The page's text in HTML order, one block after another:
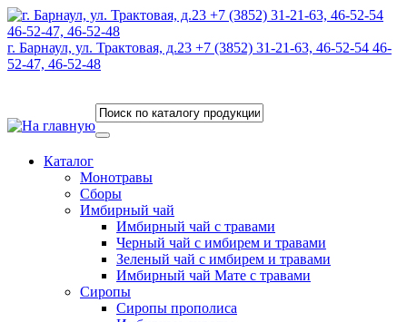
г. Барнаул, ул. Трактовая, д.23 +7 (3852) 31-21-63, 46-52-54 46-
52-47, 46-52-48
Каталог
Монотравы
Сборы
Имбирный чай
Имбирный чай с травами
Черный чай с имбирем и травами
Зеленый чай с имбирем и травами
Имбирный чай Мате с травами
Сиропы
Сиропы прополиса